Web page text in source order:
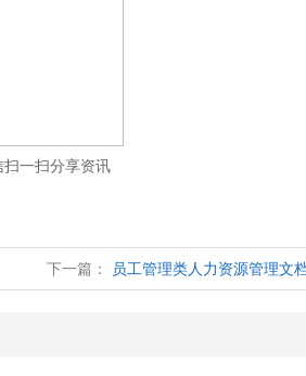
扫一扫分享资讯
下一篇： 员工管理类人力资源管理文